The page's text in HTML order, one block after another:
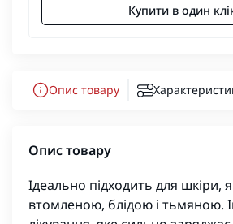
Купити в один
Опис товару
Опис товару
Ідеально підходить для шкіри,
втомленою, блідою і тьмяною.